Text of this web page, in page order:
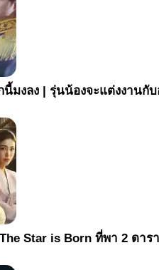
มงลง | รุ่นน้องจะแต่งงานกั
Star is Born ที่พา 2 ดา